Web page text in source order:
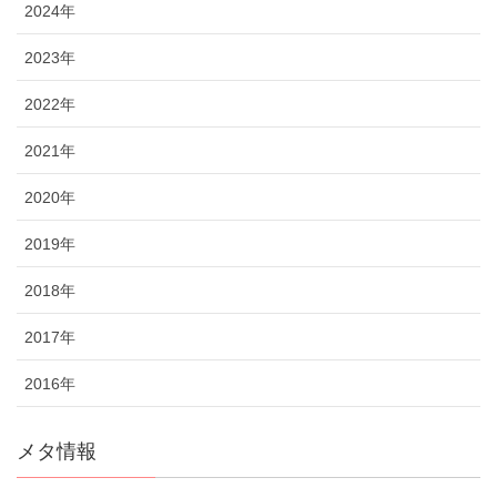
2024年
2023年
2022年
2021年
2020年
2019年
2018年
2017年
2016年
メタ情報